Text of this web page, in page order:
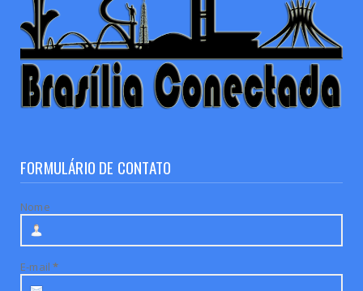
FORMULÁRIO DE CONTATO
Nome
E-mail*